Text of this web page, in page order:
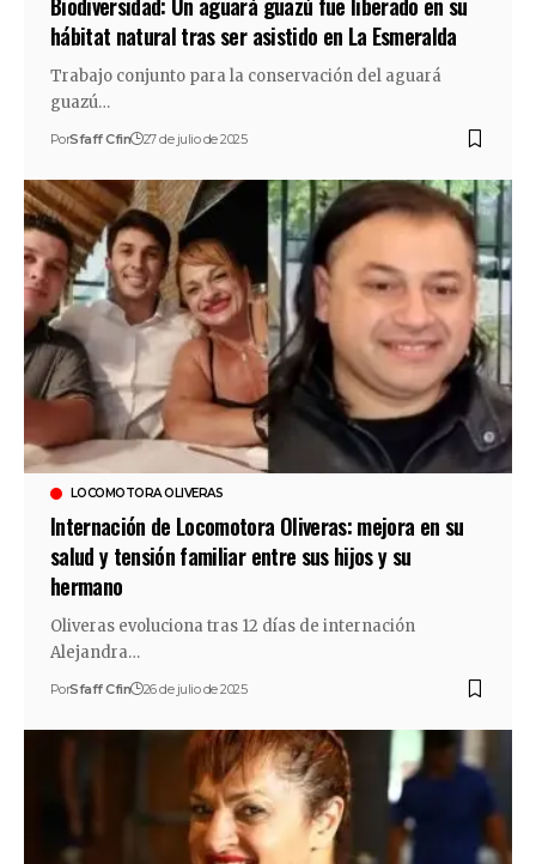
hábitat natural tras ser asistido en La Esmeralda
Trabajo conjunto para la conservación del aguará
guazú…
PorSfaff Cfin 27 de julio de 2025
LOCOMOTORA OLIVERAS
Internación de Locomotora Oliveras: mejora en su
salud y tensión familiar entre sus hijos y su
hermano
Oliveras evoluciona tras 12 días de internación
Alejandra…
PorSfaff Cfin 26 de julio de 2025